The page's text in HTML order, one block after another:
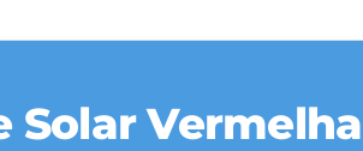
Solar